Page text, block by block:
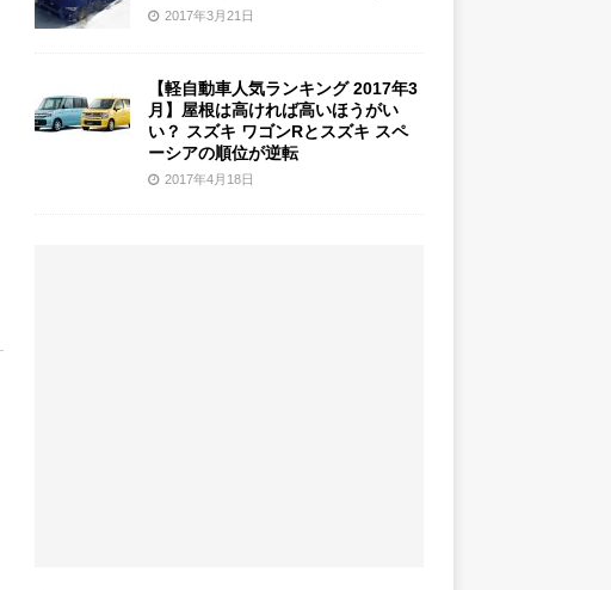
2017年3月21日
【軽自動車人気ランキング 2017年3
月】屋根は高ければ高いほうがい
い？ スズキ ワゴンRとスズキ スペ
ーシアの順位が逆転
2017年4月18日